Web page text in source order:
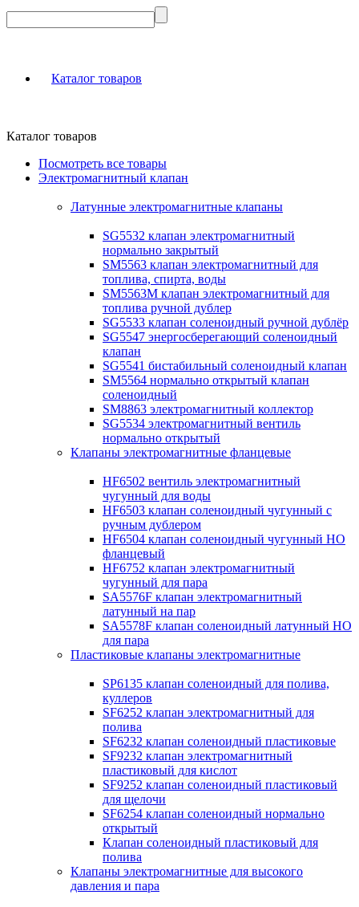
Каталог товаров
Каталог товаров
Посмотреть все товары
Электромагнитный клапан
Латунные электромагнитные клапаны
SG5532 клапан электромагнитный
нормально закрытый
SM5563 клапан электромагнитный для
топлива, спирта, воды
SM5563M клапан электромагнитный для
топлива ручной дублер
SG5533 клапан соленоидный ручной дублёр
SG5547 энергосберегающий соленоидный
клапан
SG5541 бистабильный соленоидный клапан
SM5564 нормально открытый клапан
соленоидный
SM8863 электромагнитный коллектор
SG5534 электромагнитный вентиль
нормально открытый
Клапаны электромагнитные фланцевые
HF6502 вентиль электромагнитный
чугунный для воды
HF6503 клапан соленоидный чугунный с
ручным дублером
HF6504 клапан соленоидный чугунный НО
фланцевый
HF6752 клапан электромагнитный
чугунный для пара
SA5576F клапан электромагнитный
латунный на пар
SA5578F клапан соленоидный латунный НО
для пара
Пластиковые клапаны электромагнитные
SP6135 клапан соленоидный для полива,
куллеров
SF6252 клапан электромагнитный для
полива
SF6232 клапан соленоидный пластиковые
SF9232 клапан электромагнитный
пластиковый для кислот
SF9252 клапан соленоидный пластиковый
для щелочи
SF6254 клапан соленоидный нормально
открытый
Клапан соленоидный пластиковый для
полива
Клапаны электромагнитные для высокого
давления и пара